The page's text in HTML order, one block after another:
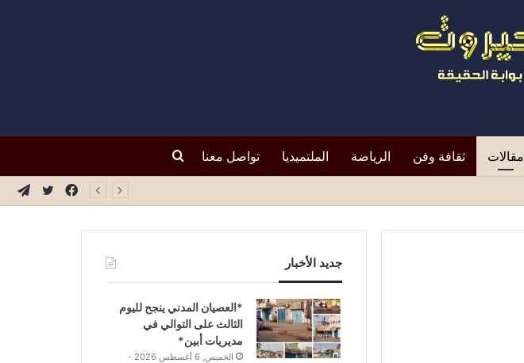
مقالات ثقافة وفن الرياضة الملتميديا تواصل معنا بحث
تويتر
فيسبوك
جديد الأخبار
*العصيان المدني ينجح لليوم
الثالث على التوالي في
مديريات أبين*
الخميس, 6 أغسطس 2026 -